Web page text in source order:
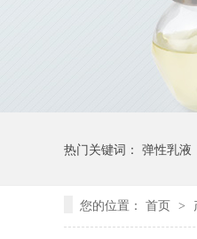
热门关键词： 弹性乳液
您的位置： 首页 >